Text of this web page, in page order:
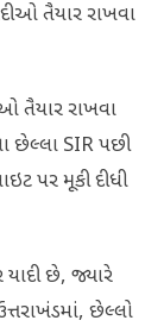
તૈયાર રાખવા
તૈયાર રાખવા
છેલ્લા SIR પછી
પર મૂકી દીધી
યાદી છે, જ્યારે
છેલ્લો